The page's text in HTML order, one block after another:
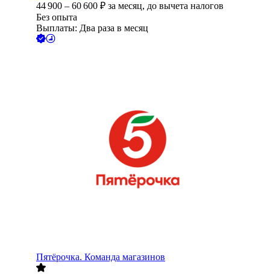
44 900 – 60 600 ₽ за месяц, до вычета налогов
Без опыта
Выплаты: Два раза в месяц
Пятёрочка. Команда магазинов